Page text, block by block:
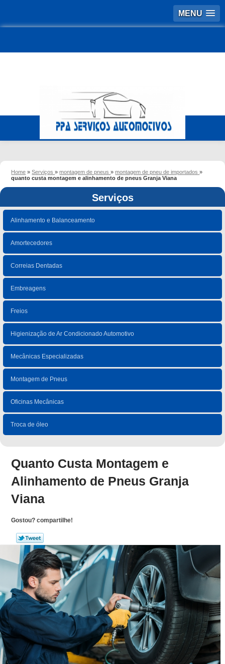
MENU
Home »Serviços»montagem de pneus»montagem de pneu de importados»
quanto custa montagem e alinhamento de pneus Granja Viana
Serviços
Alinhamento e Balanceamento
Amortecedores
Correias Dentadas
Embreagens
Freios
Higienização de Ar Condicionado Automotivo
Mecânicas Especializadas
Montagem de Pneus
Oficinas Mecânicas
Troca de óleo
Quanto Custa Montagem e
Alinhamento de Pneus Granja
Viana
Gostou? compartilhe!